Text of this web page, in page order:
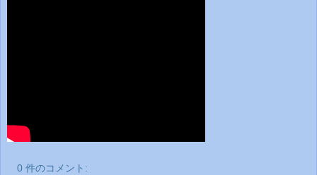
0 件のコメント: